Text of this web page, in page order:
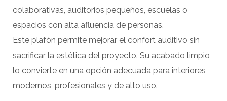
colaborativas, auditorios pequeños, escuelas o
espacios con alta afluencia de personas.
Este plafón permite mejorar el confort auditivo sin
sacrificar la estética del proyecto. Su acabado limpio
lo convierte en una opción adecuada para interiores
modernos, profesionales y de alto uso.